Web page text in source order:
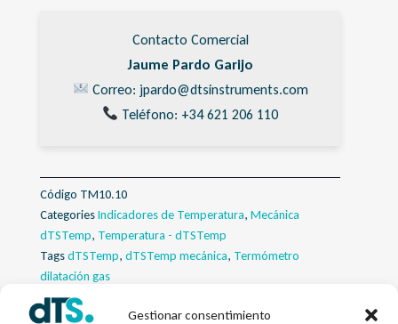
Gestionar consentimiento
Contacto Comercial
Jaume Pardo Garijo
Correo: jpardo@dtsinstruments.com
Teléfono: +34 621 206 110
Código TM10.10
CategoriesIndicadores de Temperatura, Mecánica
dTSTemp, Temperatura - dTSTemp
TagsdTSTemp, dTSTemp mecánica, Termómetro
dilatación gas